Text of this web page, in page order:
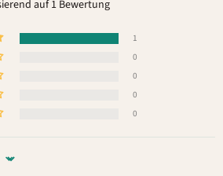
auf 1 Bewertung
1
0
0
0
0